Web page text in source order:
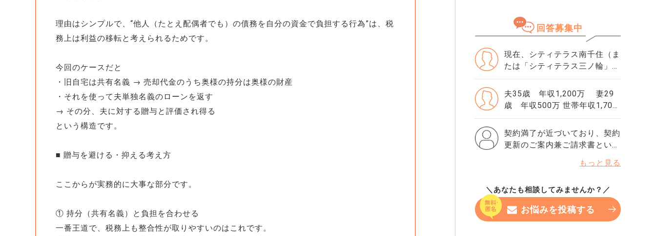
理由はシンプルで、“他人（たとえ配偶者でも）の債務を自分の資金で負担する行為”は、税
務上は利益の移転と考えられるためです。
今回のケースだと
・旧自宅は共有名義 → 売却代金のうち奥様の持分は奥様の財産
・それを使って夫単独名義のローンを返す
→ その分、夫に対する贈与と評価され得る
という構造です。
■ 贈与を避ける・抑える考え方
ここからが実務的に大事な部分です。
① 持分（共有名義）と負担を合わせる
一番王道で、税務上も整合性が取りやすいのはこれです。
せん。 ただ、ネットで「住宅
ローンはスコアが重要」と読ん
でから、急に不安になりまし
た。 思い当たるのは、数年前
にクレジットカードの引き落と
しが1回だけ遅れたことくらい
です。 ローンやリボ払いもあ
りませんし、借入はほぼゼロで
す。それでも500という数字は
続年数には問題ないと思ってい
るのですが、指数だけで判断さ
れることもありますか？ もし
今から改善できるなら、半年待
ま申し込んでみても大丈夫なの
か…。 専門家の方の率直な意見
を聞きたいです。
・購入物件価格は4500万で、
頭金1000万です。 ・滞納歴な
ちゃんと確認してから、次の審
査に申し込んだ方がいいです
か？ 他にりそな銀行かSBI新生
銀行で考えています。 この2つ
の銀行の審査基準や違いなど
も、情報が欲しいです。
回答募集中
現在、シティテラス南千住（ま
たは「シティテラス三ノ輪」）
の18階、約67㎡の住戸の購入
を検討しています。価格は約
7,900万円です。 自己居住も視
も検討しており、資産価値や将
来の価格推移についてアドバイ
スをいただきたくご連絡しまし
10年間で売却した場合、価格
の上昇・下落の可能性 購入価
格（7,900万円）は現在の相場
夫35歳 年収1,200万 妻29
歳 年収500万 世帯年収1,700
万円で、1億円の物件は無理が
あるでしょうか。 頭金は500万
円入れられます。妻は今妊娠中
が、育休後は正社員で復帰予定
っていますが、色んな人の意見
を聞きたいです。 無理のない
範囲で組みたいのですが、希望
の物件がどこも1億円前後のた
契約満了が近づいており、契約
更新のご案内兼ご請求書という
賃料は据置で管理費2500円
ことでした。理由としては、主
に物価高や人件費光熱費などの
上昇のため、現在の状態を維持
もっと見る
＼あなたも相談してみませんか？／
お悩みを投稿する